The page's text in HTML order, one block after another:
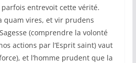
entrevoit cette vérité.
quam vires, et vir prudens
(comprendre la volonté
actions par l’Esprit saint) vaut
et l’homme prudent que la